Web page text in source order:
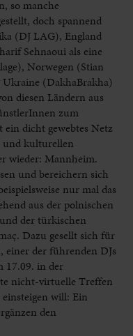
so manche
doch spannend
(DJ LAG), England
Sehnaoui als eine
Norwegen (Stian
(DakhaBrakha)
diesen Ländern aus
zum
dicht gewebtes Netz
und kulturellen
wieder: Mannheim.
und bereichern sich
nur mal das
aus der polnischen
der türkischen
Dazu gesellt sich für
einer der führenden DJs
17.09. in der
nicht-virtuelle Treffen
will: Ein
den